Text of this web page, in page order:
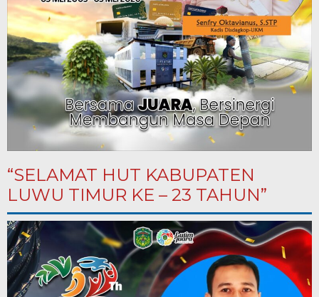
“SELAMAT HUT KABUPATEN
LUWU TIMUR KE – 23 TAHUN”